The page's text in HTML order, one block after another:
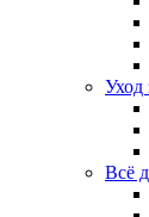
Уход
Всё